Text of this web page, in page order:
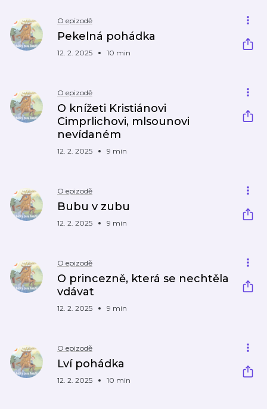
O epizodě
Pekelná pohádka
12. 2. 2025 10 min
O epizodě
O knížeti Kristiánovi
Cimprlichovi, mlsounovi
nevídaném
12. 2. 2025 9 min
O epizodě
Bubu v zubu
12. 2. 2025 9 min
O epizodě
O princezně, která se nechtěla
vdávat
12. 2. 2025 9 min
O epizodě
Lví pohádka
12. 2. 2025 10 min